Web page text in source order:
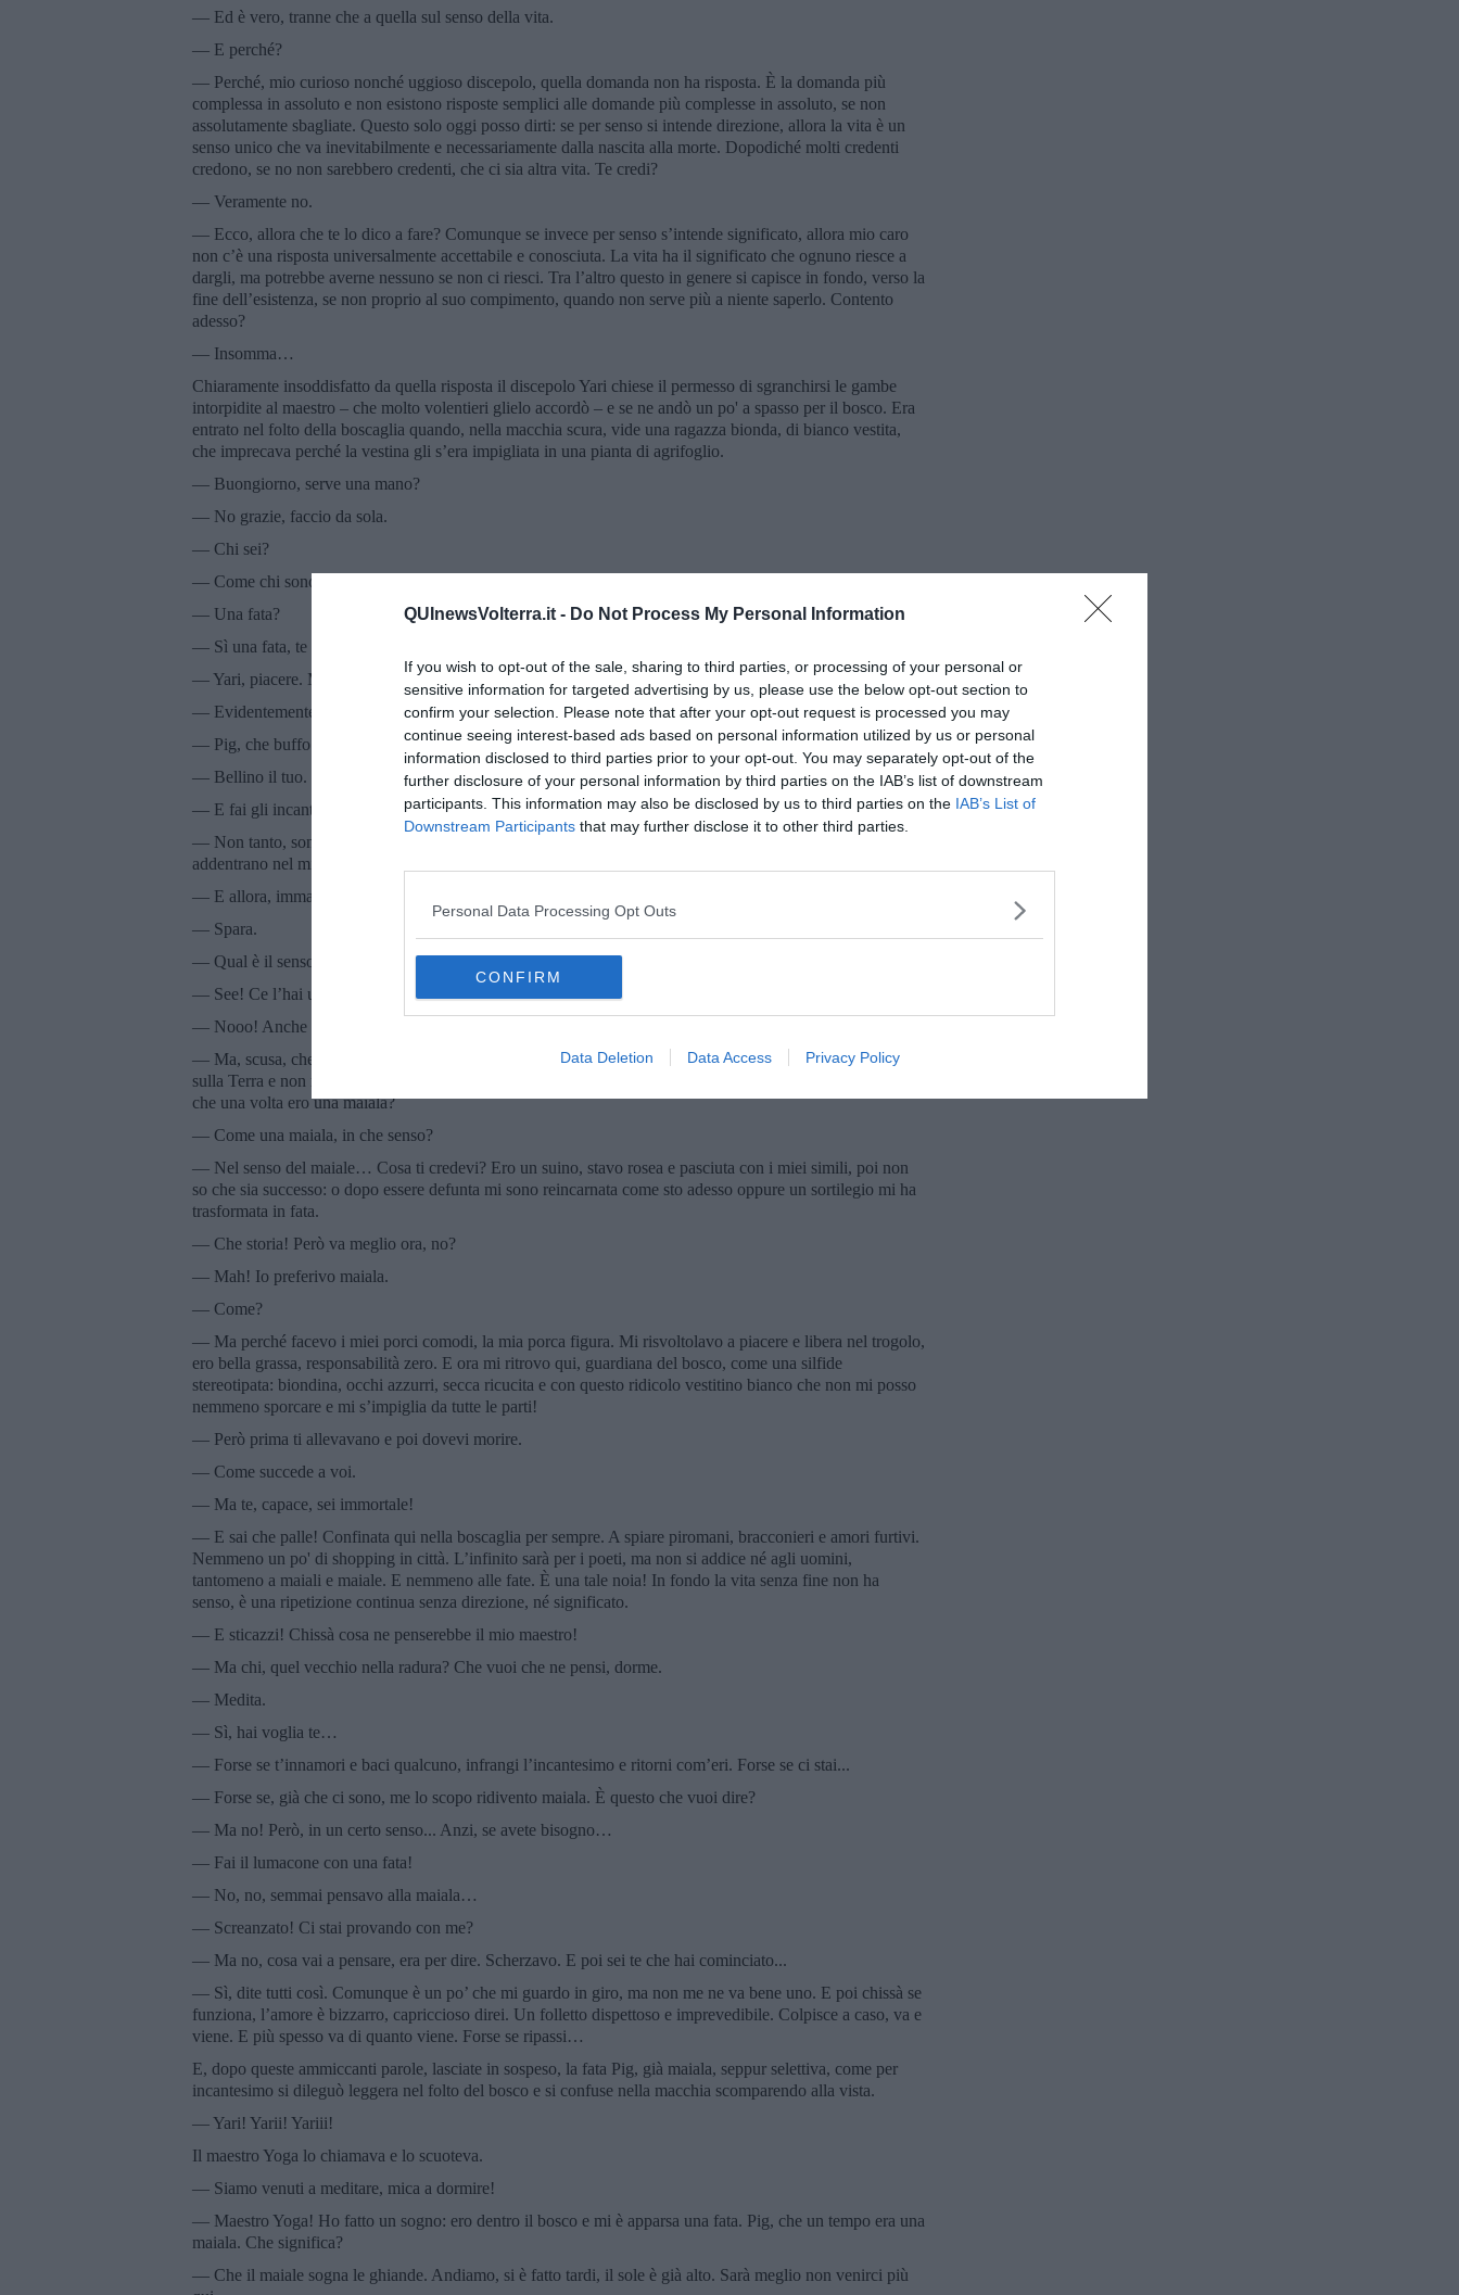
QUInewsVolterra.it - Do Not Process My Personal Information
If you wish to opt-out of the sale, sharing to third parties, or processing of your personal or
sensitive information for targeted advertising by us, please use the below opt-out section to
confirm your selection. Please note that after your opt-out request is processed you may
continue seeing interest-based ads based on personal information utilized by us or personal
information disclosed to third parties prior to your opt-out. You may separately opt-out of the
further disclosure of your personal information by third parties on the IAB’s list of downstream
participants. This information may also be disclosed by us to third parties on the IAB’s List of
Downstream Participants that may further disclose it to other third parties.
Personal Data Processing Opt Outs
CONFIRM
Data Deletion Data Access Privacy Policy
— Ed è vero, tranne che a quella sul senso della vita.
— E perché?
— Perché, mio curioso nonché uggioso discepolo, quella domanda non ha risposta. È la domanda più
complessa in assoluto e non esistono risposte semplici alle domande più complesse in assoluto, se non
assolutamente sbagliate. Questo solo oggi posso dirti: se per senso si intende direzione, allora la vita è un
senso unico che va inevitabilmente e necessariamente dalla nascita alla morte. Dopodiché molti credenti
credono, se no non sarebbero credenti, che ci sia altra vita. Te credi?
— Veramente no.
— Ecco, allora che te lo dico a fare? Comunque se invece per senso s’intende significato, allora mio caro
non c’è una risposta universalmente accettabile e conosciuta. La vita ha il significato che ognuno riesce a
dargli, ma potrebbe averne nessuno se non ci riesci. Tra l’altro questo in genere si capisce in fondo, verso la
fine dell’esistenza, se non proprio al suo compimento, quando non serve più a niente saperlo. Contento
adesso?
— Insomma…
Chiaramente insoddisfatto da quella risposta il discepolo Yari chiese il permesso di sgranchirsi le gambe
intorpidite al maestro – che molto volentieri glielo accordò – e se ne andò un po' a spasso per il bosco. Era
entrato nel folto della boscaglia quando, nella macchia scura, vide una ragazza bionda, di bianco vestita,
che imprecava perché la vestina gli s’era impigliata in una pianta di agrifoglio.
— Buongiorno, serve una mano?
— No grazie, faccio da sola.
— Chi sei?
— Come chi sono? Sono la fatina Pig, protettrice del bosco!
— Una fata?
— Sì una fata, te l’ho già detto, che sei scemo? Te chi sei?
— Yari, piacere. Ma esistono le fate?
— Evidentemente sì, che dici?
— Pig, che buffo nome?
— Bellino il tuo.
— E fai gli incantesimi?
— Non tanto, sono più la custode qui, sorveglio gli alberi, le piante, gli animali, uomini compresi che si
addentrano nel mistero del bosco.
— E allora, immagino, sai tante cose, fata Pig. E se ti facessi una domanda?
— Spara.
— Qual è il senso della vita?
— See! Ce l’hai una domanda di riserva?
— Nooo! Anche te, ma allora è un vizio!
— Ma, scusa, che vuoi che conosca della vita di voialtri umani? Siete incomprensibili, venite dalla donna
sulla Terra e non rispettate né l’una né l’altra, date il meglio di voi nei momenti peggiori. E poi che ne so io,
che una volta ero una maiala?
— Come una maiala, in che senso?
— Nel senso del maiale… Cosa ti credevi? Ero un suino, stavo rosea e pasciuta con i miei simili, poi non
so che sia successo: o dopo essere defunta mi sono reincarnata come sto adesso oppure un sortilegio mi ha
trasformata in fata.
— Che storia! Però va meglio ora, no?
— Mah! Io preferivo maiala.
— Come?
— Ma perché facevo i miei porci comodi, la mia porca figura. Mi risvoltolavo a piacere e libera nel trogolo,
ero bella grassa, responsabilità zero. E ora mi ritrovo qui, guardiana del bosco, come una silfide
stereotipata: biondina, occhi azzurri, secca ricucita e con questo ridicolo vestitino bianco che non mi posso
nemmeno sporcare e mi s’impiglia da tutte le parti!
— Però prima ti allevavano e poi dovevi morire.
— Come succede a voi.
— Ma te, capace, sei immortale!
— E sai che palle! Confinata qui nella boscaglia per sempre. A spiare piromani, bracconieri e amori furtivi.
Nemmeno un po' di shopping in città. L’infinito sarà per i poeti, ma non si addice né agli uomini,
tantomeno a maiali e maiale. E nemmeno alle fate. È una tale noia! In fondo la vita senza fine non ha
senso, è una ripetizione continua senza direzione, né significato.
— E sticazzi! Chissà cosa ne penserebbe il mio maestro!
— Ma chi, quel vecchio nella radura? Che vuoi che ne pensi, dorme.
— Medita.
— Sì, hai voglia te…
— Forse se t’innamori e baci qualcuno, infrangi l’incantesimo e ritorni com’eri. Forse se ci stai...
— Forse se, già che ci sono, me lo scopo ridivento maiala. È questo che vuoi dire?
— Ma no! Però, in un certo senso... Anzi, se avete bisogno…
— Fai il lumacone con una fata!
— No, no, semmai pensavo alla maiala…
— Screanzato! Ci stai provando con me?
— Ma no, cosa vai a pensare, era per dire. Scherzavo. E poi sei te che hai cominciato...
— Sì, dite tutti così. Comunque è un po’ che mi guardo in giro, ma non me ne va bene uno. E poi chissà se
funziona, l’amore è bizzarro, capriccioso direi. Un folletto dispettoso e imprevedibile. Colpisce a caso, va e
viene. E più spesso va di quanto viene. Forse se ripassi…
E, dopo queste ammiccanti parole, lasciate in sospeso, la fata Pig, già maiala, seppur selettiva, come per
incantesimo si dileguò leggera nel folto del bosco e si confuse nella macchia scomparendo alla vista.
— Yari! Yarii! Yariii!
Il maestro Yoga lo chiamava e lo scuoteva.
— Siamo venuti a meditare, mica a dormire!
— Maestro Yoga! Ho fatto un sogno: ero dentro il bosco e mi è apparsa una fata. Pig, che un tempo era una
maiala. Che significa?
— Che il maiale sogna le ghiande. Andiamo, si è fatto tardi, il sole è già alto. Sarà meglio non venirci più